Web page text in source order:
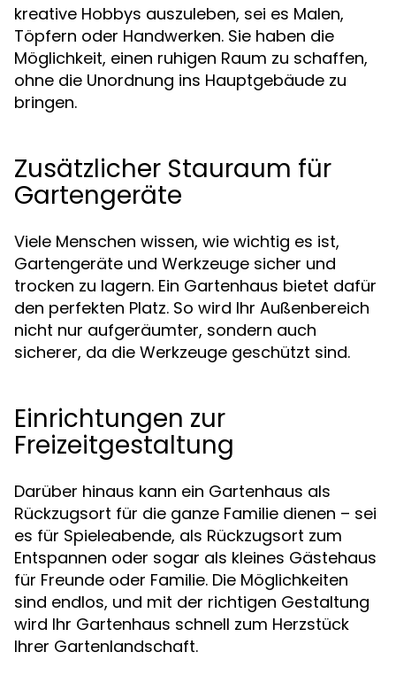
kreative Hobbys auszuleben, sei es Malen,
Töpfern oder Handwerken. Sie haben die
Möglichkeit, einen ruhigen Raum zu schaffen,
ohne die Unordnung ins Hauptgebäude zu
bringen.
Zusätzlicher Stauraum für
Gartengeräte
Viele Menschen wissen, wie wichtig es ist,
Gartengeräte und Werkzeuge sicher und
trocken zu lagern. Ein Gartenhaus bietet dafür
den perfekten Platz. So wird Ihr Außenbereich
nicht nur aufgeräumter, sondern auch
sicherer, da die Werkzeuge geschützt sind.
Einrichtungen zur
Freizeitgestaltung
Darüber hinaus kann ein Gartenhaus als
Rückzugsort für die ganze Familie dienen – sei
es für Spieleabende, als Rückzugsort zum
Entspannen oder sogar als kleines Gästehaus
für Freunde oder Familie. Die Möglichkeiten
sind endlos, und mit der richtigen Gestaltung
wird Ihr Gartenhaus schnell zum Herzstück
Ihrer Gartenlandschaft.